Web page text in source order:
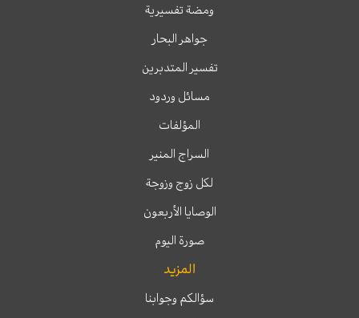
ومضة تفسيرية
جواهر البحار
تفسير المتدبرين
مسائل وردود
المؤلفات
السراج المنير
لكل زوج وزوجة
الوصايا الأربعون
صورة اليوم
المزيد
سؤالكم وجوابنا